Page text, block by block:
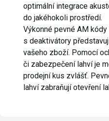
optimální integrace
do jakéhokoli prostředí.
Výkonné pevné AM
s deaktivátory
vašeho zboží. Pomocí
či zabezpečení lahví je
prodejní kus zvlášť.
lahví zabraňují otevření